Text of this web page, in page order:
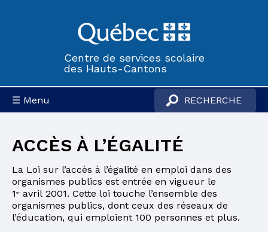
Centre de services scolaire
des Hauts-Cantons
☰ Menu
ACCÈS À L’ÉGALITÉ
La Loi sur l’accès à l’égalité en emploi dans des
organismes publics est entrée en vigueur le
1 er
avril 2001. Cette loi touche l’ensemble des
organismes publics, dont ceux des réseaux de
l’éducation, qui emploient 100 personnes et plus.